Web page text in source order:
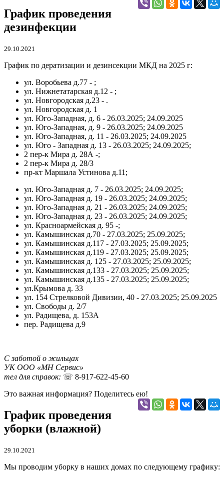
График проведения
дезинфекции
29.10.2021
График по дератизации и дезинсекции МКД на 2025 г:
ул. Воробьева д.77 - ;
ул. Нижнетатарская д.12 - ;
ул. Новгородская д.23 - .
ул. Новгородская д. 1
ул. Юго-Западная, д. 6 - 26.03.2025; 24.09.2025
ул. Юго-Западная, д. 9 - 26.03.2025; 24.09.2025
ул. Юго-Западная, д. 11 - 26.03.2025; 24.09.2025
ул. Юго - Западная д. 13 - 26.03.2025; 24.09.2025;
2 пер-к Мира д. 28А -;
2 пер-к Мира д. 28/3
пр-кт Маршала Устинова д.11;
ул. Юго-Западная д. 7 - 26.03.2025; 24.09.2025;
ул. Юго-Западная д. 19 - 26.03.2025; 24.09.2025;
ул. Юго-Западная д. 21 - 26.03.2025; 24.09.2025;
ул. Юго-Западная д. 23 - 26.03.2025; 24.09.2025;
ул. Красноармейская д. 95 -;
ул. Камышинская д.70 - 27.03.2025; 25.09.2025;
ул. Камышинская д.117 - 27.03.2025; 25.09.2025;
ул. Камышинская д.119 - 27.03.2025; 25.09.2025;
ул. Камышинская д. 125 - 27.03.2025; 25.09.2025;
ул. Камышинская д.133 - 27.03.2025; 25.09.2025;
ул. Камышинская д.135 - 27.03.2025; 25.09.2025;
ул.Крымова д. 33
ул. 154 Стрелковой Дивизии, 40 - 27.03.2025; 25.09.2025
ул. Свободы д. 2/7
ул. Радищева, д. 153А
пер. Радищева д.9
С заботой о жильцах
УК ООО «МН Сервис»
тел для справок: ☏ 8-917-622-45-60
Это важная информация? Поделитесь ею!
График проведения
уборки (влажной)
29.10.2021
Мы проводим уборку в наших домах по следующему графику: